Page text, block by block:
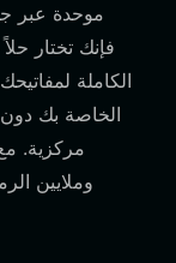
موحدة عبر
الكاملة
وملايين